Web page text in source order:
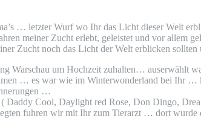
… letzter Wurf wo Ihr das Licht dieser Welt
meiner Zucht erlebt, geleistet und vor allem
Zucht noch das Licht der Welt erblicken sollten
Warschau um Hochzeit zuhalten… auserwählt
… es war wie im Winterwonderland bei Ihr …
…
Cool, Daylight red Rose, Don Dingo,
fuhren wir mit Ihr zum Tierarzt … dort wurde